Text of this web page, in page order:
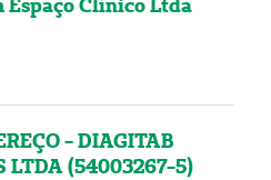
- DIAGITAB
LTDA (54003267-5)